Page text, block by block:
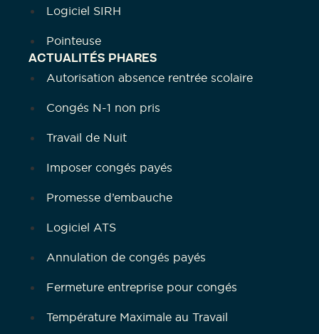
Logiciel SIRH
Pointeuse
ACTUALITÉS PHARES
Autorisation absence rentrée scolaire
Congés N-1 non pris
Travail de Nuit
Imposer congés payés
Promesse d’embauche
Logiciel ATS
Annulation de congés payés
Fermeture entreprise pour congés
Température Maximale au Travail